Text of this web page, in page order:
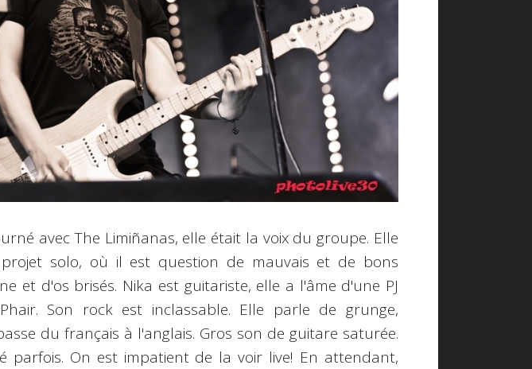
avec The Limiñanas, elle était la voix du groupe. Elle
solo, où il est question de mauvais et de bons
et d'os brisés. Nika est guitariste, elle a l'âme d'une PJ
Son rock est inclassable. Elle parle de grunge,
du français à l'anglais. Gros son de guitare saturée.
parfois. On est impatient de la voir live! En attendant,